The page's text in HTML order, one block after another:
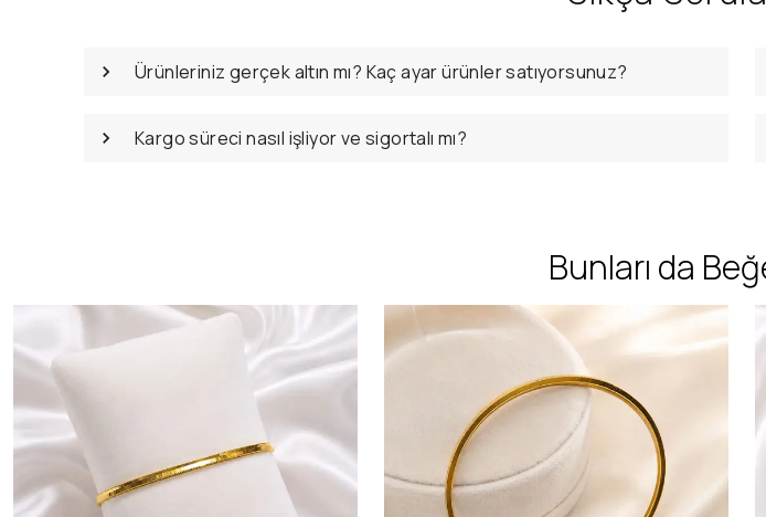
Ürünleriniz gerçek altın mı? Kaç ayar ürünler satıyorsunuz?
Kargo süreci nasıl işliyor ve sigortalı mı?
Bunları da